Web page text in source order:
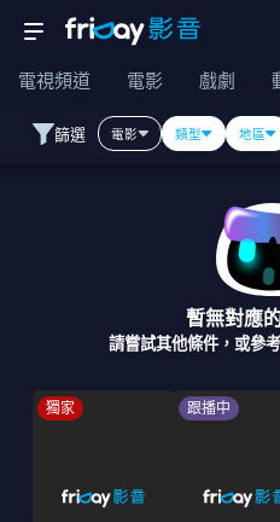
電視頻道 電影 戲劇
篩選 電影 類型 地區
暫無對應
請嘗試其他條件，或參
獨家 跟播中